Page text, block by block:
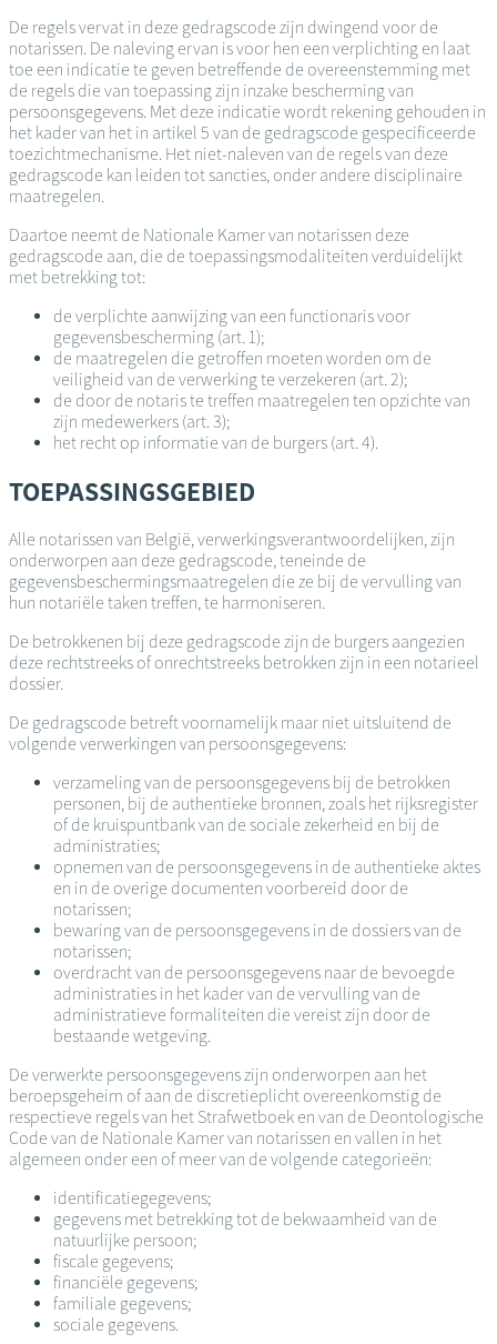
De regels vervat in deze gedragscode zijn dwingend voor de
notarissen. De naleving ervan is voor hen een verplichting en laat
toe een indicatie te geven betreffende de overeenstemming met
de regels die van toepassing zijn inzake bescherming van
persoonsgegevens. Met deze indicatie wordt rekening gehouden in
het kader van het in artikel 5 van de gedragscode gespecificeerde
toezichtmechanisme. Het niet-naleven van de regels van deze
gedragscode kan leiden tot sancties, onder andere disciplinaire
maatregelen.
Daartoe neemt de Nationale Kamer van notarissen deze
gedragscode aan, die de toepassingsmodaliteiten verduidelijkt
met betrekking tot:
de verplichte aanwijzing van een functionaris voor
gegevensbescherming (art. 1);
de maatregelen die getroffen moeten worden om de
veiligheid van de verwerking te verzekeren (art. 2);
de door de notaris te treffen maatregelen ten opzichte van
zijn medewerkers (art. 3);
het recht op informatie van de burgers (art. 4).
TOEPASSINGSGEBIED
Alle notarissen van België, verwerkingsverantwoordelijken, zijn
onderworpen aan deze gedragscode, teneinde de
gegevensbeschermingsmaatregelen die ze bij de vervulling van
hun notariële taken treffen, te harmoniseren.
De betrokkenen bij deze gedragscode zijn de burgers aangezien
deze rechtstreeks of onrechtstreeks betrokken zijn in een notarieel
dossier.
De gedragscode betreft voornamelijk maar niet uitsluitend de
volgende verwerkingen van persoonsgegevens:
verzameling van de persoonsgegevens bij de betrokken
personen, bij de authentieke bronnen, zoals het rijksregister
of de kruispuntbank van de sociale zekerheid en bij de
administraties;
opnemen van de persoonsgegevens in de authentieke aktes
en in de overige documenten voorbereid door de
notarissen;
bewaring van de persoonsgegevens in de dossiers van de
notarissen;
overdracht van de persoonsgegevens naar de bevoegde
administraties in het kader van de vervulling van de
administratieve formaliteiten die vereist zijn door de
bestaande wetgeving.
De verwerkte persoonsgegevens zijn onderworpen aan het
beroepsgeheim of aan de discretieplicht overeenkomstig de
respectieve regels van het Strafwetboek en van de Deontologische
Code van de Nationale Kamer van notarissen en vallen in het
algemeen onder een of meer van de volgende categorieën:
identificatiegegevens;
gegevens met betrekking tot de bekwaamheid van de
natuurlijke persoon;
fiscale gegevens;
financiële gegevens;
familiale gegevens;
sociale gegevens.